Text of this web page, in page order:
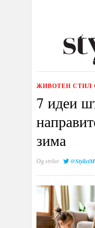
КУЛТУРА
ИЗЛОГ
ЖИВОТЕН СТИЛ
7 идеи
зима
Одstylist